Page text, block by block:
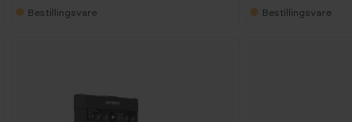
Bestillingsvare Bestillingsvare